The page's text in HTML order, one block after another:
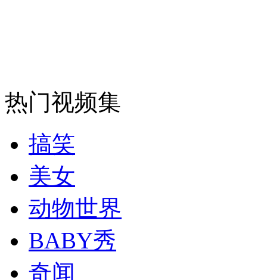
安徽一实载49人客车翻车
走！跟着总书记去植树
消防员救轻生者 花炮节热闹非凡
纽约上演“枕头大战”
热门视频集
搞笑
美女
动物世界
BABY秀
奇闻